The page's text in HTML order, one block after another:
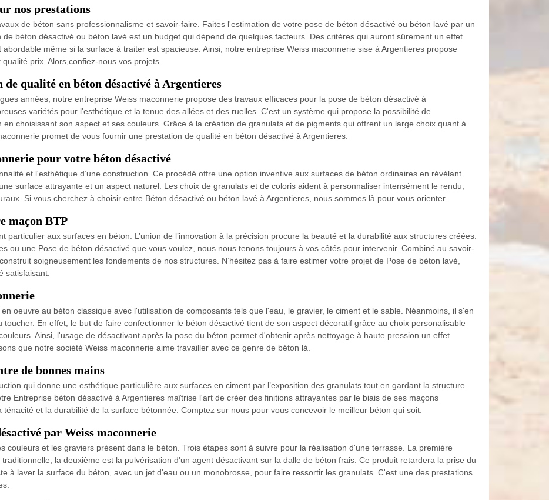
nos prestations
de béton sans professionnalisme et savoir-faire. Faites l'estimation de votre pose de béton désactivé ou béton lavé par un
béton désactivé ou béton lavé est un budget qui dépend de quelques facteurs. Des critères qui auront sûrement un effet
même si la surface à traiter est spacieuse. Ainsi, notre entreprise Weiss maconnerie sise à Argentieres propose
prix. Alors,confiez-nous vos projets.
qualité en béton désactivé à Argentieres
années, notre entreprise Weiss maconnerie propose des travaux efficaces pour la pose de béton désactivé à
variétés pour l'esthétique et la tenue des allées et des ruelles. C'est un système qui propose la possibilité de
choisissant son aspect et ses couleurs. Grâce à la création de granulats et de pigments qui offrent un large choix quant à
promet de vous fournir une prestation de qualité en béton désactivé à Argentieres.
pour votre béton désactivé
et l'esthétique d’une construction. Ce procédé offre une option inventive aux surfaces de béton ordinaires en révélant
surface attrayante et un aspect naturel. Les choix de granulats et de coloris aident à personnaliser intensément le rendu,
Si vous cherchez à choisir entre Béton désactivé ou béton lavé à Argentieres, nous sommes là pour vous orienter.
maçon BTP
particulier aux surfaces en béton. L’union de l’innovation à la précision procure la beauté et la durabilité aux structures créées.
ou une Pose de béton désactivé que vous voulez, nous nous tenons toujours à vos côtés pour intervenir. Combiné au savoir-
soigneusement les fondements de nos structures. N’hésitez pas à faire estimer votre projet de Pose de béton lavé,
satisfaisant.
oeuvre au béton classique avec l'utilisation de composants tels que l'eau, le gravier, le ciment et le sable. Néanmoins, il s'en
En effet, le but de faire confectionner le béton désactivé tient de son aspect décoratif grâce au choix personalisable
Ainsi, l'usage de désactivant après la pose du béton permet d'obtenir après nettoyage à haute pression un effet
que notre société Weiss maconnerie aime travailler avec ce genre de béton là.
de bonnes mains
qui donne une esthétique particulière aux surfaces en ciment par l’exposition des granulats tout en gardant la structure
Entreprise béton désactivé à Argentieres maîtrise l'art de créer des finitions attrayantes par le biais de ses maçons
et la durabilité de la surface bétonnée. Comptez sur nous pour vous concevoir le meilleur béton qui soit.
par Weiss maconnerie
couleurs et les graviers présent dans le béton. Trois étapes sont à suivre pour la réalisation d'une terrasse. La première
la deuxième est la pulvérisation d'un agent désactivant sur la dalle de béton frais. Ce produit retardera la prise du
à laver la surface du béton, avec un jet d'eau ou un monobrosse, pour faire ressortir les granulats. C'est une des prestations